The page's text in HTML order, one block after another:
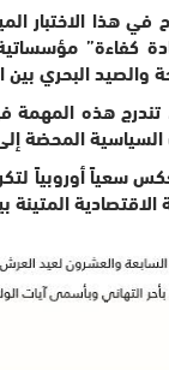
في هذا الاختبار
كفاءة”
والصيد البحري بين
هذه المهمة
السياسية المحضة
سعياً أوروبياً